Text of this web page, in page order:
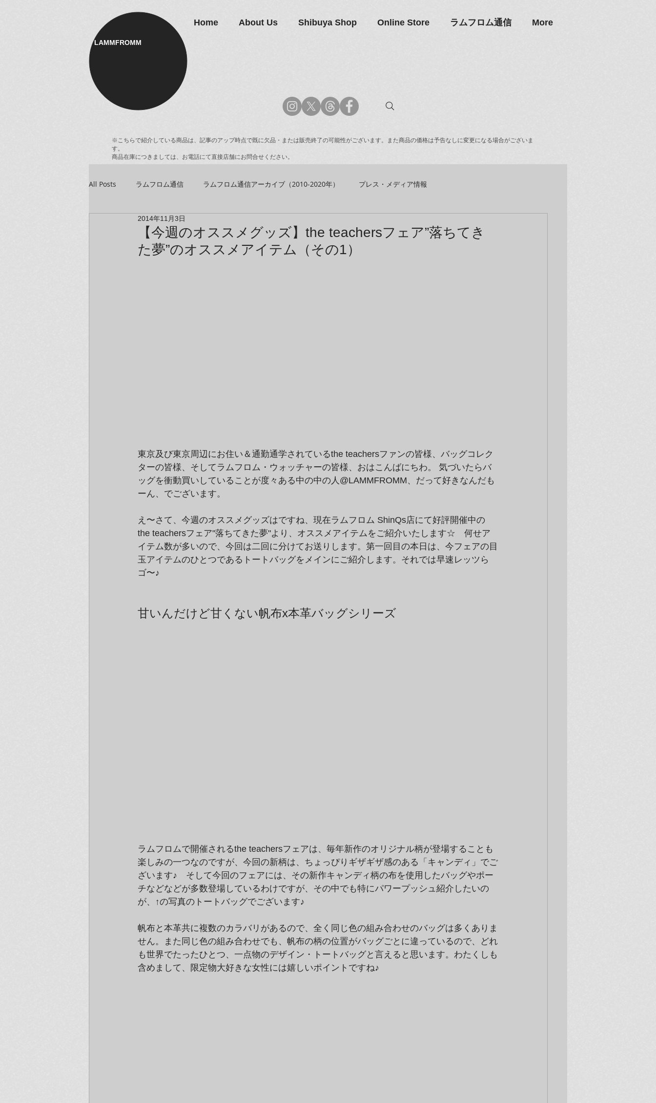
LAMMFROMM​
Home About Us Shibuya Shop Online Store ラムフロム通信 More
※こちらで紹介している商品は、記事のアップ時点で既に欠品・または販売終了の可能性がございます。また商品の価格は予告なしに変更になる場合がございま
す。
商品在庫につきましては、お電話にて直接店舗にお問合せください。
All Posts ラムフロム通信 ラムフロム通信アーカイブ（2010-2020年） プレス・メディア情報
アーティスト＆クリエイター紹介
【今週のオススメグッズ】the teachersフェア”落ちてき
た夢”のオススメアイテム（その1）
2014年11月3日
東京及び東京周辺にお住い＆通勤通学されているthe teachersファンの皆様、バッグコレク
ターの皆様、そしてラムフロム・ウォッチャーの皆様、おはこんばにちわ。 気づいたらバ
ッグを衝動買いしていることが度々ある中の中の人@LAMMFROMM、だって好きなんだも
ーん、でございます。
え〜さて、今週のオススメグッズはですね、現在ラムフロム ShinQs店にて好評開催中の
the teachersフェア"落ちてきた夢"より、オススメアイテムをご紹介いたします☆　何せア
イテム数が多いので、今回は二回に分けてお送りします。第一回目の本日は、今フェアの目
玉アイテムのひとつであるトートバッグをメインにご紹介します。それでは早速レッツら
ゴ〜♪
甘いんだけど甘くない帆布x本革バッグシリーズ
ラムフロムで開催されるthe teachersフェアは、毎年新作のオリジナル柄が登場することも
楽しみの一つなのですが、今回の新柄は、ちょっぴりギザギザ感のある「キャンディ」でご
ざいます♪　そして今回のフェアには、その新作キャンディ柄の布を使用したバッグやポー
チなどなどが多数登場しているわけですが、その中でも特にパワープッシュ紹介したいの
が、↑の写真のトートバッグでございます♪
帆布と本革共に複数のカラバリがあるので、全く同じ色の組み合わせのバッグは多くありま
せん。また同じ色の組み合わせでも、帆布の柄の位置がバッグごとに違っているので、どれ
も世界でたったひとつ、一点物のデザイン・トートバッグと言えると思います。わたくしも
含めまして、限定物大好きな女性には嬉しいポイントですね♪